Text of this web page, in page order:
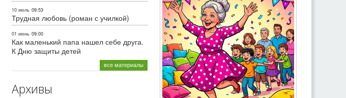
10 июль 09:53
Трудная любовь (роман с училкой)
01 июнь 09:00
Как маленький папа нашел себе друга.
К Дню защиты детей
все материалы
Архивы